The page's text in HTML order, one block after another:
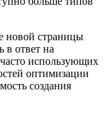
новой страницы
в ответ на
использующих
оптимизации
создания